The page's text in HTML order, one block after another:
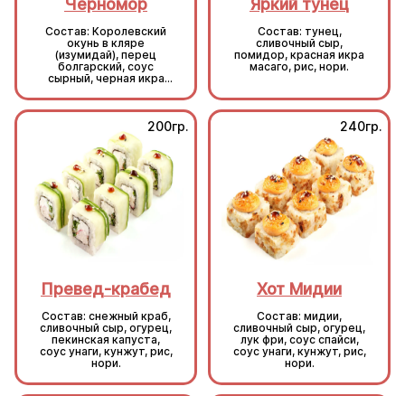
Черномор
Состав: Королевский
окунь в кляре
(изумидай), перец
болгарский, соус
сырный, черная икра
Яркий тунец
Состав: тунец,
сливочный сыр,
помидор, красная икра
масаго, рис, нори.
200гр.
Превед-крабед
Состав: снежный краб,
сливочный сыр, огурец,
пекинская капуста,
соус унаги, кунжут, рис,
нори.
240гр.
Хот Мидии
Состав: мидии,
сливочный сыр, огурец,
лук фри, соус спайси,
соус унаги, кунжут, рис,
нори.